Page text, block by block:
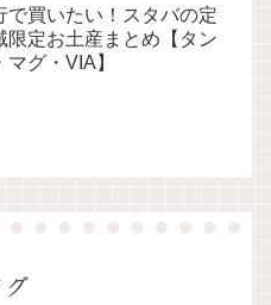
で買いたい！スタバの定
限定お土産まとめ【タン
マグ・VIA】
グ